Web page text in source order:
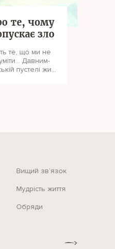
те, чому
зло
те, що ми не
пустелі жив
Вищий зв‘язок
Мудрість життя
Обряди